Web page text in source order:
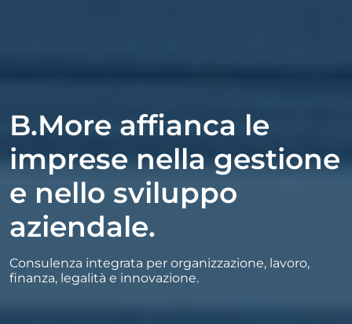
B.More affianca le
imprese nella gestione
e nello sviluppo
aziendale.
Consulenza integrata per organizzazione, lavoro,
finanza, legalità e innovazione.